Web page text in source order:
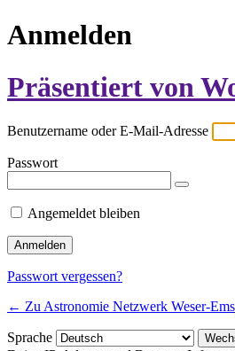
Anmelden
Präsentiert von
Benutzername oder E-Mail-Adresse
Passwort
Angemeldet bleiben
Passwort vergessen?
← Zu Astronomie Netzwerk Weser-Ems
Sprache